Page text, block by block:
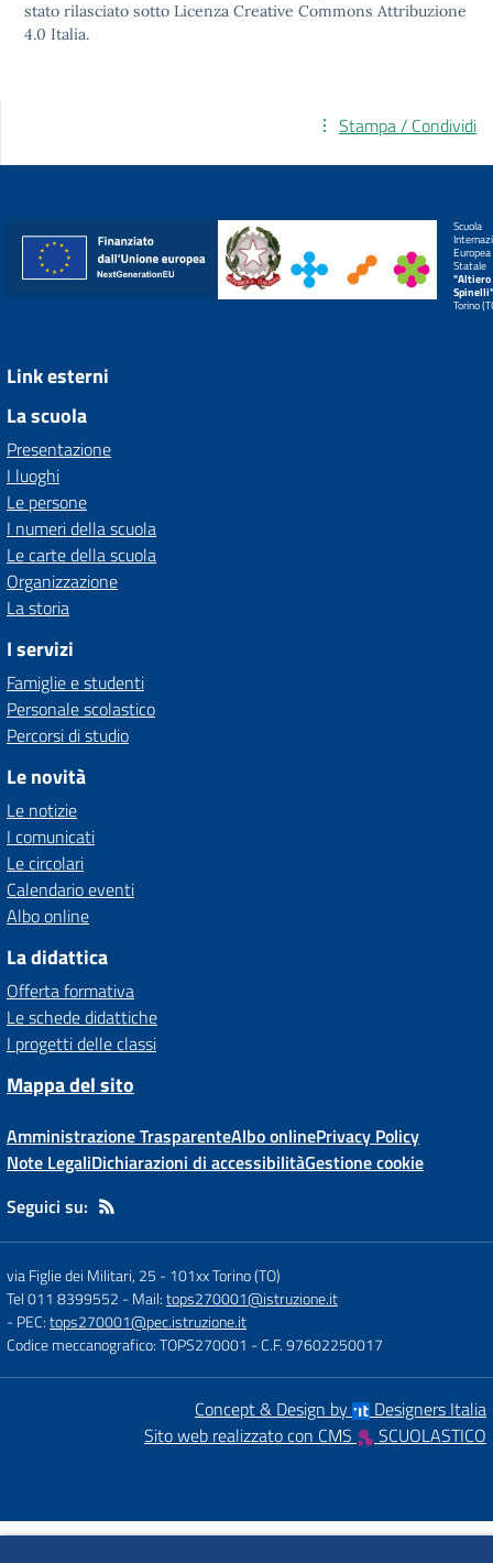
stato rilasciato sotto Licenza Creative Commons Attribuzione
4.0 Italia.
Stampa / Condividi
Scuola
Europea
Statale
"Altiero
Torino
Link esterni
La scuola
Presentazione
I luoghi
Le persone
I numeri della scuola
Le carte della scuola
Organizzazione
La storia
I servizi
Famiglie e studenti
Personale scolastico
Percorsi di studio
Le novità
Le notizie
I comunicati
Le circolari
Calendario eventi
Albo online
La didattica
Offerta formativa
Le schede didattiche
I progetti delle classi
Mappa del sito
Amministrazione TrasparenteAlbo onlinePrivacy Policy
Note LegaliDichiarazioni di accessibilitàGestione cookie
Seguici su:
via Figlie dei Militari, 25 -101xx Torino (TO)
Tel 011 8399552 - Mail:tops270001@istruzione.it
- PEC:tops270001@pec.istruzione.it
Codice meccanografico: TOPS270001 - C.F. 97602250017
Concept & Design by
Designers Italia
Sito web realizzato con CMS
SCUOLASTICO